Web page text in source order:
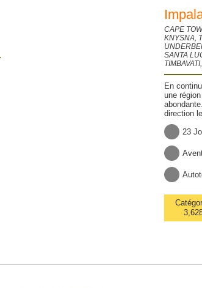
CAPE
KNYSNA,
SANTA
En
une
direction
23